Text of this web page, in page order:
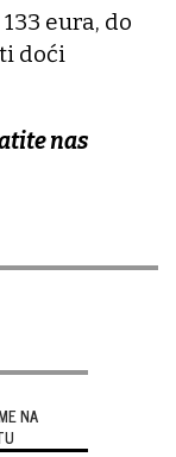
eura, do
doći
nas
NA